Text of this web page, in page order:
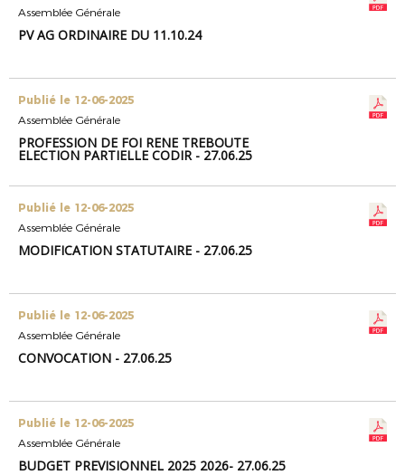
Assemblée Générale
PV AG ORDINAIRE DU 11.10.24
Publié le 12-06-2025
Assemblée Générale
PROFESSION DE FOI RENE TREBOUTE
ELECTION PARTIELLE CODIR - 27.06.25
Publié le 12-06-2025
Assemblée Générale
MODIFICATION STATUTAIRE - 27.06.25
Publié le 12-06-2025
Assemblée Générale
CONVOCATION - 27.06.25
Publié le 12-06-2025
Assemblée Générale
BUDGET PREVISIONNEL 2025 2026- 27.06.25